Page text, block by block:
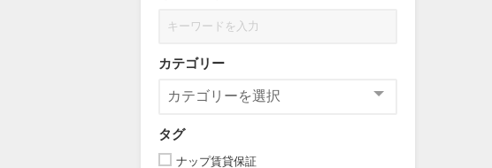
カテゴリー
タグ
ナップ賃貸保証